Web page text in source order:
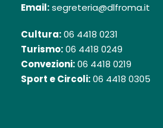
Email:segreteria@dlfroma.it
Cultura:06 4418 0231
Turismo:06 4418 0249
Convezioni:06 4418 0219
Sport e Circoli:06 4418 0305